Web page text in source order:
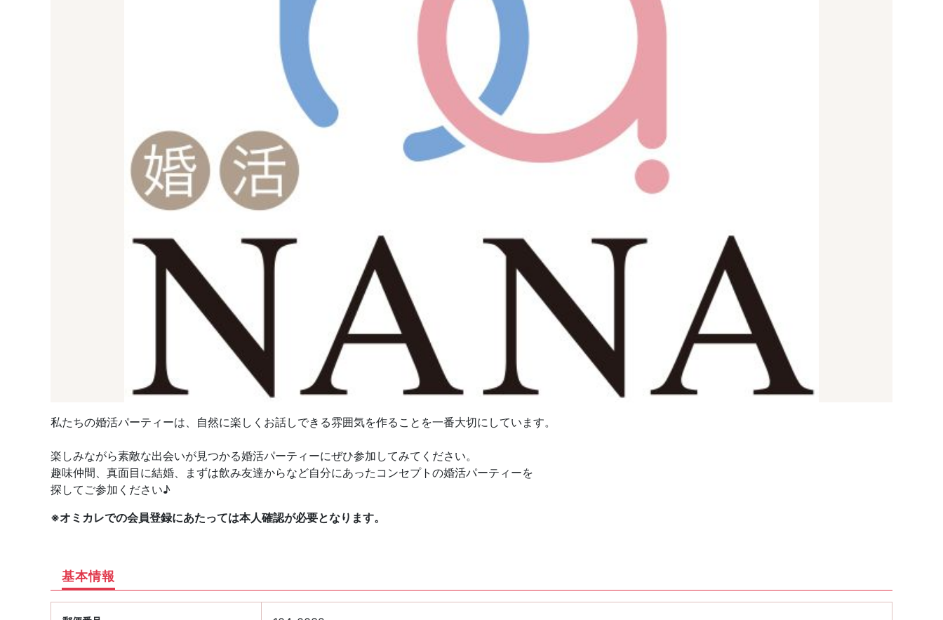
私たちの婚活パーティーは、自然に楽しくお話しできる雰囲気を作ることを一番大切にしています。
楽しみながら素敵な出会いが見つかる婚活パーティーにぜひ参加してみてください。
趣味仲間、真面目に結婚、まずは飲み友達からなど自分にあったコンセプトの婚活パーティーを
探してご参加ください♪
※オミカレでの会員登録にあたっては本人確認が必要となります。
基本情報